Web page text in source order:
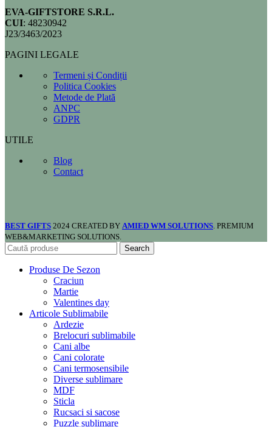
EVA-GIFTSTORE S.R.L.
CUI: 48230942
J23/3463/2023
PAGINI LEGALE
Termeni și Condiții
Politica Cookies
Metode de Plată
ANPC
GDPR
UTILE
Blog
Contact
BEST GIFTS 2024 CREATED BY AMIED WM SOLUTIONS. PREMIUM
WEB&MARKETING SOLUTIONS.
Search
Produse De Sezon
Craciun
Martie
Valentines day
Articole Sublimabile
Ardezie
Brelocuri sublimabile
Cani albe
Cani colorate
Cani termosensibile
Diverse sublimare
MDF
Sticla
Rucsaci si sacose
Puzzle sublimare